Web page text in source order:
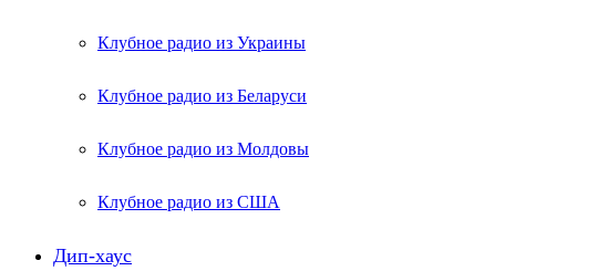
Клубное радио из Украины
Клубное радио из Беларуси
Клубное радио из Молдовы
Клубное радио из США
Дип-хаус